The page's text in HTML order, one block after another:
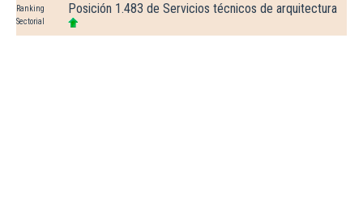
Ranking
Sectorial
Posición 1.483 de Servicios técnicos de arquitectura